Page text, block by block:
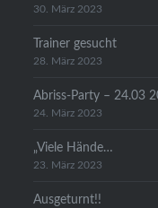
30. März 2023
Trainer gesucht
28. März 2023
Abriss-Party – 24.03
24. März 2023
„Viele Hände…
23. März 2023
Ausgeturnt!!